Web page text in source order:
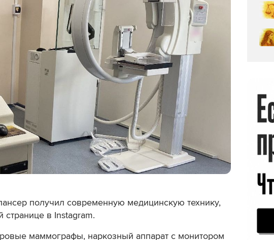
получил современную медицинскую технику,
странице в Instagram.
маммографы, наркозный аппарат с монитором